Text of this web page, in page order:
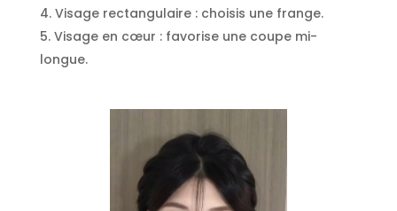
Visage rectangulaire : choisis une frange.
Visage en cœur : favorise une coupe mi-
longue.